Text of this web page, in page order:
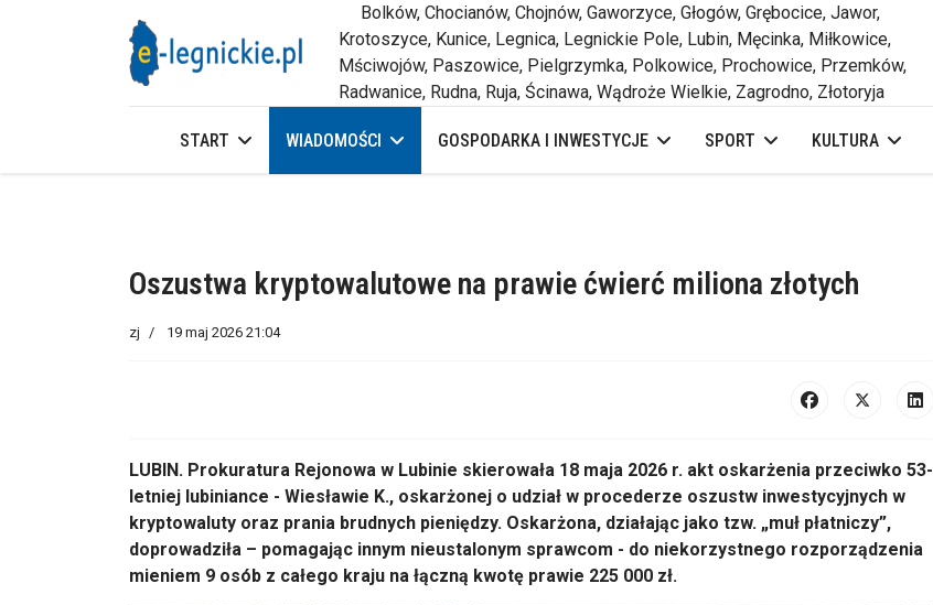
Bolków, Chocianów, Chojnów, Gaworzyce, Głogów, Grębocice, Jawor,
Krotoszyce, Kunice, Legnica, Legnickie Pole, Lubin, Męcinka, Miłkowice,
Mściwojów, Paszowice, Pielgrzymka, Polkowice, Prochowice, Przemków,
Radwanice, Rudna, Ruja, Ścinawa, Wądroże Wielkie, Zagrodno, Złotoryja
START WIADOMOŚCI GOSPODARKA I INWESTYCJE SPORT KULTURA
Oszustwa kryptowalutowe na prawie ćwierć miliona złotych
zj 19 maj 2026 21:04
LUBIN. Prokuratura Rejonowa w Lubinie skierowała 18 maja 2026 r. akt oskarżenia przeciwko 53-
letniej lubiniance - Wiesławie K., oskarżonej o udział w procederze oszustw inwestycyjnych w
kryptowaluty oraz prania brudnych pieniędzy. Oskarżona, działając jako tzw. „muł płatniczy”,
doprowadziła – pomagając innym nieustalonym sprawcom - do niekorzystnego rozporządzenia
mieniem 9 osób z całego kraju na łączną kwotę prawie 225 000 zł.